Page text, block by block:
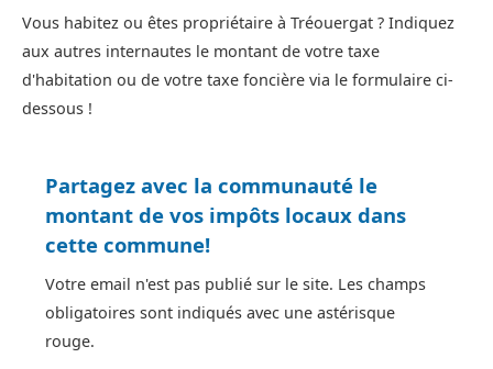
Vous habitez ou êtes propriétaire à Tréouergat ? Indiquez
aux autres internautes le montant de votre taxe
d'habitation ou de votre taxe foncière via le formulaire ci-
dessous !
Partagez avec la communauté le
montant de vos impôts locaux dans
cette commune!
Votre email n'est pas publié sur le site. Les champs
obligatoires sont indiqués avec une astérisque
rouge.